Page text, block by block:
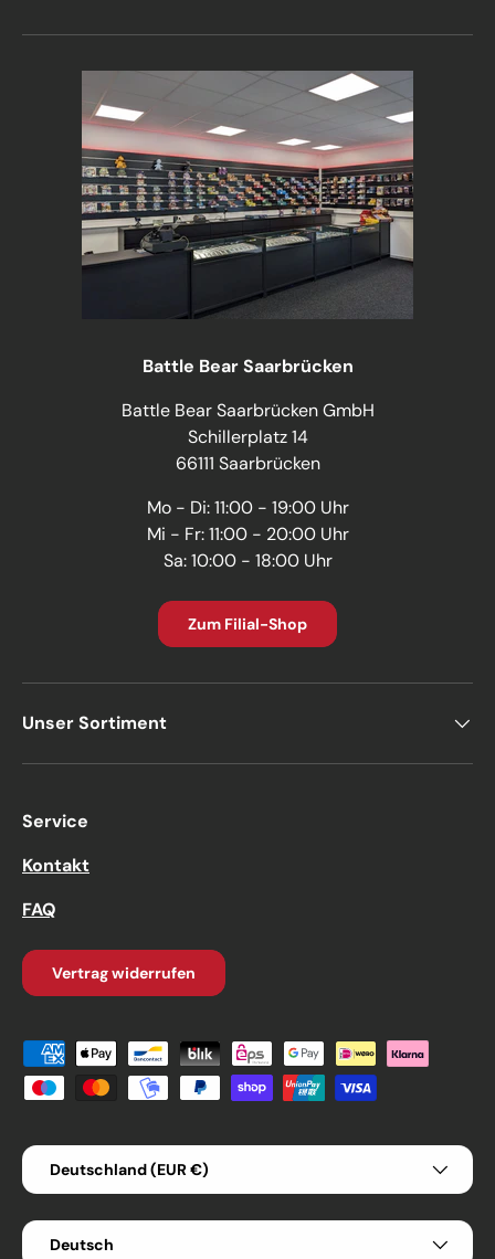
Battle Bear Saarbrücken
Battle Bear Saarbrücken GmbH
Schillerplatz 14
66111 Saarbrücken
Mo - Di: 11:00 - 19:00 Uhr
Mi - Fr: 11:00 - 20:00 Uhr
Sa: 10:00 - 18:00 Uhr
Zum Filial-Shop
Unser Sortiment
Service
Kontakt
FAQ
Vertrag widerrufen
Zahlungsmethoden
Land/Region
Deutschland (EUR €)
Sprache
Deutsch